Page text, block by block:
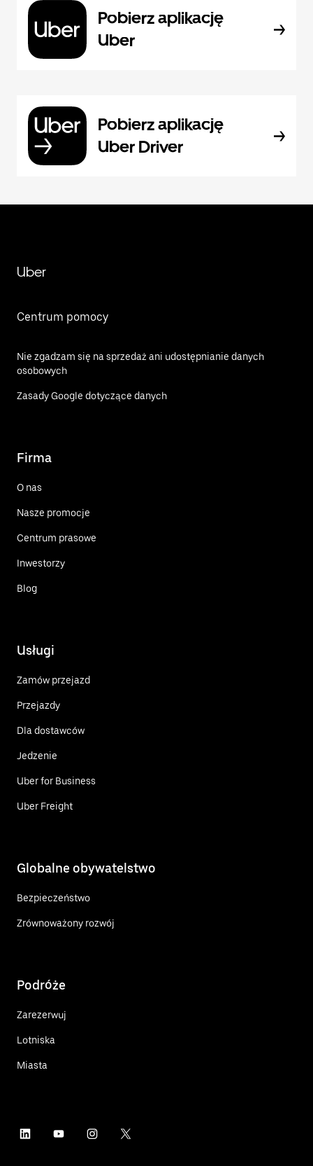
Pobierz aplikację
Uber
Pobierz aplikację
Uber Driver
Uber
Centrum pomocy
Nie zgadzam się na sprzedaż ani udostępnianie danych
osobowych
Zasady Google dotyczące danych
Firma
O nas
Nasze promocje
Centrum prasowe
Inwestorzy
Blog
Usługi
Zamów przejazd
Przejazdy
Dla dostawców
Jedzenie
Uber for Business
Uber Freight
Globalne obywatelstwo
Bezpieczeństwo
Zrównoważony rozwój
Podróże
Zarezerwuj
Lotniska
Miasta